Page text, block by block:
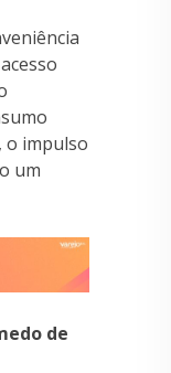
o impulso
um
de